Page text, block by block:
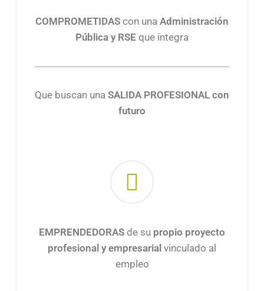
COMPROMETIDAS con una Administración
Pública y RSE que integra
Que buscan una SALIDA PROFESIONAL con
futuro
EMPRENDEDORAS de su propio proyecto
profesional y empresarial vinculado al
empleo